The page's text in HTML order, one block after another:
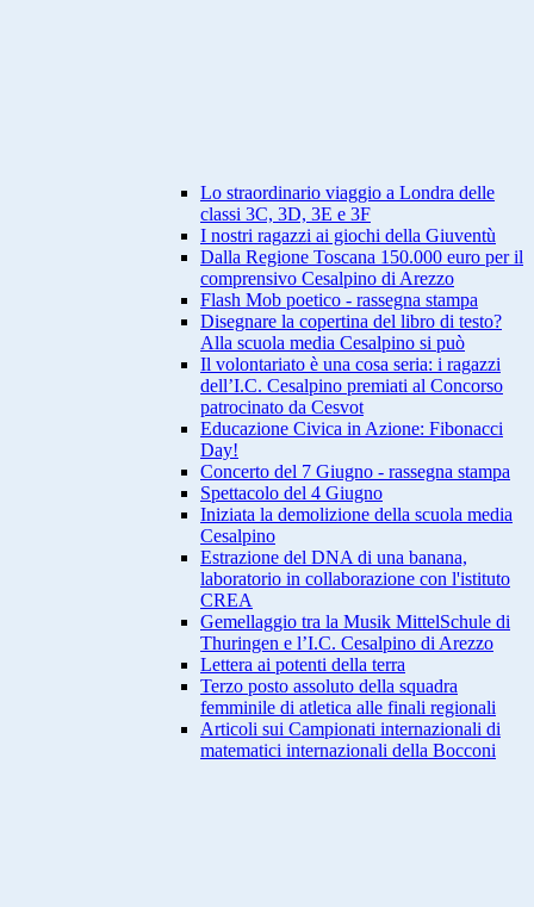
Lo straordinario viaggio a Londra delle
classi 3C, 3D, 3E e 3F
I nostri ragazzi ai giochi della Giuventù
Dalla Regione Toscana 150.000 euro per il
comprensivo Cesalpino di Arezzo
Flash Mob poetico - rassegna stampa
Disegnare la copertina del libro di testo?
Alla scuola media Cesalpino si può
Il volontariato è una cosa seria: i ragazzi
dell’I.C. Cesalpino premiati al Concorso
patrocinato da Cesvot
Educazione Civica in Azione: Fibonacci
Day!
Concerto del 7 Giugno - rassegna stampa
Spettacolo del 4 Giugno
Iniziata la demolizione della scuola media
Cesalpino
Estrazione del DNA di una banana,
laboratorio in collaborazione con l'istituto
CREA
Gemellaggio tra la Musik MittelSchule di
Thuringen e l’I.C. Cesalpino di Arezzo
Lettera ai potenti della terra
Terzo posto assoluto della squadra
femminile di atletica alle finali regionali
Articoli sui Campionati internazionali di
matematici internazionali della Bocconi